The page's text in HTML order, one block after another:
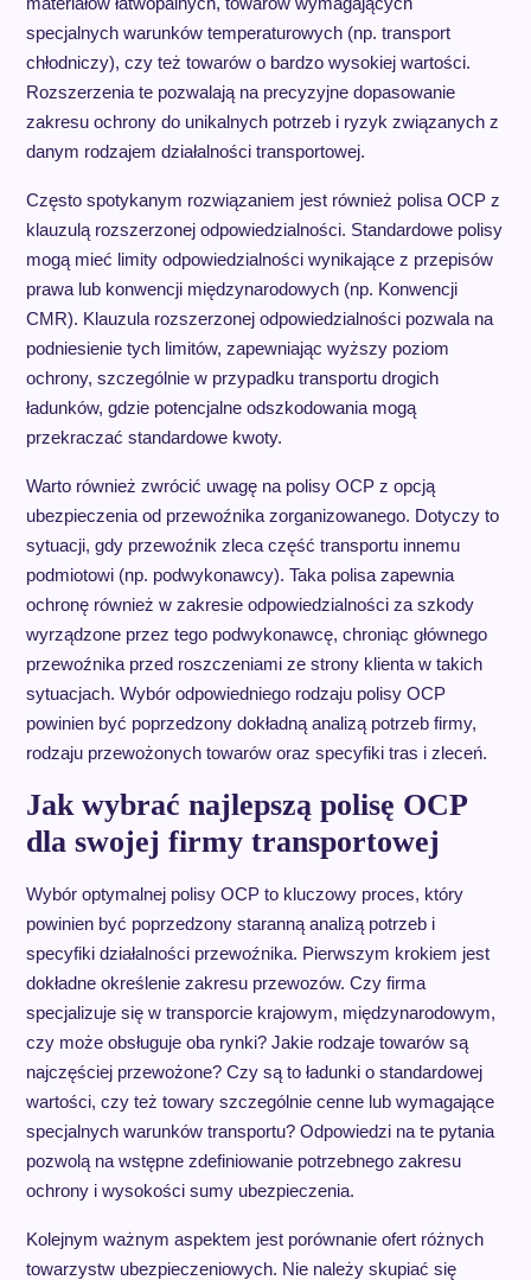
specjalnych warunków temperaturowych (np. transport
chłodniczy), czy też towarów o bardzo wysokiej wartości.
Rozszerzenia te pozwalają na precyzyjne dopasowanie
zakresu ochrony do unikalnych potrzeb i ryzyk związanych z
danym rodzajem działalności transportowej.
Często spotykanym rozwiązaniem jest również polisa OCP z
klauzulą rozszerzonej odpowiedzialności. Standardowe polisy
mogą mieć limity odpowiedzialności wynikające z przepisów
prawa lub konwencji międzynarodowych (np. Konwencji
CMR). Klauzula rozszerzonej odpowiedzialności pozwala na
podniesienie tych limitów, zapewniając wyższy poziom
ochrony, szczególnie w przypadku transportu drogich
ładunków, gdzie potencjalne odszkodowania mogą
przekraczać standardowe kwoty.
Warto również zwrócić uwagę na polisy OCP z opcją
ubezpieczenia od przewoźnika zorganizowanego. Dotyczy to
sytuacji, gdy przewoźnik zleca część transportu innemu
podmiotowi (np. podwykonawcy). Taka polisa zapewnia
ochronę również w zakresie odpowiedzialności za szkody
wyrządzone przez tego podwykonawcę, chroniąc głównego
przewoźnika przed roszczeniami ze strony klienta w takich
sytuacjach. Wybór odpowiedniego rodzaju polisy OCP
powinien być poprzedzony dokładną analizą potrzeb firmy,
rodzaju przewożonych towarów oraz specyfiki tras i zleceń.
Jak wybrać najlepszą polisę OCP
dla swojej firmy transportowej
Wybór optymalnej polisy OCP to kluczowy proces, który
powinien być poprzedzony staranną analizą potrzeb i
specyfiki działalności przewoźnika. Pierwszym krokiem jest
dokładne określenie zakresu przewozów. Czy firma
specjalizuje się w transporcie krajowym, międzynarodowym,
czy może obsługuje oba rynki? Jakie rodzaje towarów są
najczęściej przewożone? Czy są to ładunki o standardowej
wartości, czy też towary szczególnie cenne lub wymagające
specjalnych warunków transportu? Odpowiedzi na te pytania
pozwolą na wstępne zdefiniowanie potrzebnego zakresu
ochrony i wysokości sumy ubezpieczenia.
Kolejnym ważnym aspektem jest porównanie ofert różnych
towarzystw ubezpieczeniowych. Nie należy skupiać się